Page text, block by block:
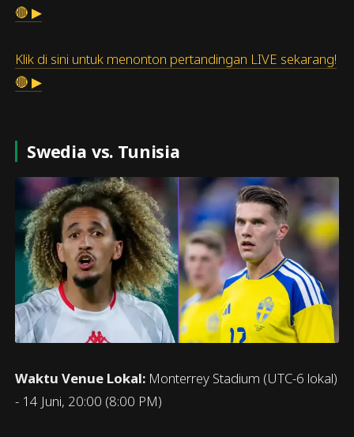
🔴 ▶
Klik di sini untuk menonton pertandingan LIVE sekarang!
🔴 ▶
Swedia vs. Tunisia
Waktu Venue Lokal: Monterrey Stadium (UTC-6 lokal)
- 14 Juni, 20:00 (8:00 PM)